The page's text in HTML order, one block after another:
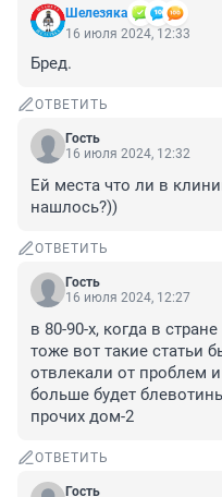
Шелезяка
16 июля 2024, 12:33
Бред.
ОТВЕТИТЬ
Гость
16 июля 2024, 12:32
Ей места что ли в
нашлось?))
ОТВЕТИТЬ
Гость
16 июля 2024, 12:27
в 80-90-х, когда в
тоже вот такие статьи
отвлекали от проблем
больше будет
прочих дом-2
ОТВЕТИТЬ
Гость